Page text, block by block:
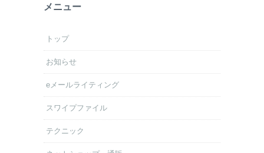
メニュー
トップ
お知らせ
eメールライティング
スワイプファイル
テクニック